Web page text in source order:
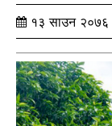
१३ साउन २०७६